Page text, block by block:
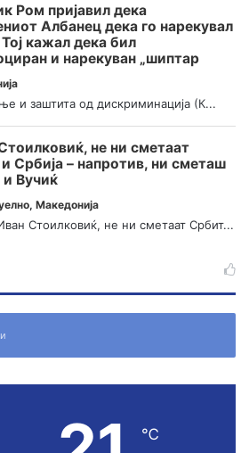
Ром пријавил дека
Албанец дека го нарекувал
Тој кажал дека бил
и нарекуван „шиптар
и заштита од дискриминација (К...
не ни сметаат
Србија – напротив, ни сметаш
Вучиќ
, Македонија
Стоилковиќ, не ни сметаат Србит...
℃